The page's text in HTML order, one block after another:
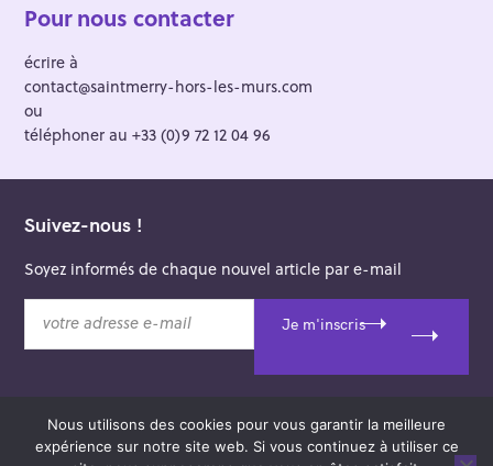
Pour nous contacter
écrire à
contact@saintmerry-hors-les-murs.com
ou
téléphoner au +33 (0)9 72 12 04 96
Suivez-nous !
Soyez informés de chaque nouvel article par e-mail
t
Je m'inscris
© 2026 Saint-Merry Hors-les-Murs.
Nous utilisons des cookies pour vous garantir la meilleure
expérience sur notre site web. Si vous continuez à utiliser ce